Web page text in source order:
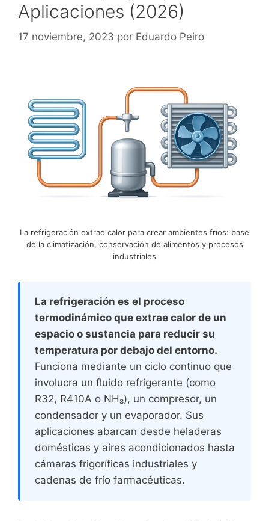
Aplicaciones (2026)
17 noviembre, 2023 por Eduardo Peiro
La refrigeración extrae calor para crear ambientes fríos: base
de la climatización, conservación de alimentos y procesos
industriales
La refrigeración es el proceso
termodinámico que extrae calor de un
espacio o sustancia para reducir su
temperatura por debajo del entorno.
Funciona mediante un ciclo continuo que
involucra un fluido refrigerante (como
R32, R410A o NH₃), un compresor, un
condensador y un evaporador. Sus
aplicaciones abarcan desde heladeras
domésticas y aires acondicionados hasta
cámaras frigoríficas industriales y
cadenas de frío farmacéuticas.